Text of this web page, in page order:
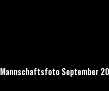
Mannschaftsfoto September